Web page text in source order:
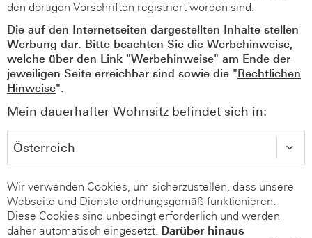
den dortigen Vorschriften registriert worden sind.
Die auf den Internetseiten dargestellten Inhalte stellen
Werbung dar. Bitte beachten Sie die Werbehinweise,
welche über den Link "Werbehinweise" am Ende der
jeweiligen Seite erreichbar sind sowie die "Rechtlichen
Hinweise".
Mein dauerhafter Wohnsitz befindet sich in:
Wir verwenden Cookies, um sicherzustellen, dass unsere
Webseite und Dienste ordnungsgemäß funktionieren.
Diese Cookies sind unbedingt erforderlich und werden
daher automatisch eingesetzt. Darüber hinaus